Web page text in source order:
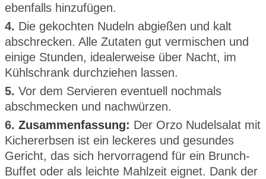
ebenfalls hinzufügen.
4. Die gekochten Nudeln abgießen und kalt
abschrecken. Alle Zutaten gut vermischen und
einige Stunden, idealerweise über Nacht, im
Kühlschrank durchziehen lassen.
5. Vor dem Servieren eventuell nochmals
abschmecken und nachwürzen.
6. Zusammenfassung: Der Orzo Nudelsalat mit
Kichererbsen ist ein leckeres und gesundes
Gericht, das sich hervorragend für ein Brunch-
Buffet oder als leichte Mahlzeit eignet. Dank der